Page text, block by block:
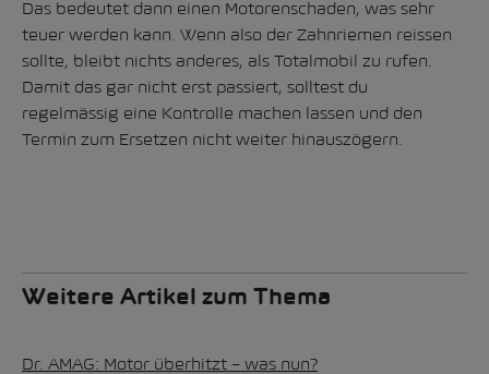
Das bedeutet dann einen Motorenschaden, was sehr
teuer werden kann. Wenn also der Zahnriemen reissen
sollte, bleibt nichts anderes, als Totalmobil zu rufen.
Damit das gar nicht erst passiert, solltest du
regelmässig eine Kontrolle machen lassen und den
Termin zum Ersetzen nicht weiter hinauszögern.
Weitere Artikel zum Thema
Dr. AMAG: Motor überhitzt – was nun?